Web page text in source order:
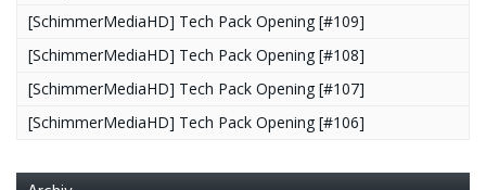
[SchimmerMediaHD] Tech Pack Opening [#109]
[SchimmerMediaHD] Tech Pack Opening [#108]
[SchimmerMediaHD] Tech Pack Opening [#107]
[SchimmerMediaHD] Tech Pack Opening [#106]